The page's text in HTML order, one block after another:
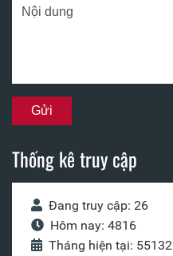
Thống kê truy cập
Đang truy cập: 26
Hôm nay: 4816
Tháng hiện tại: 55132